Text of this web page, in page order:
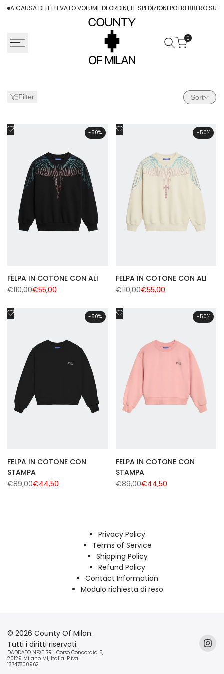
SkipA CAUSA DELL'ELEVATO VOLUME DI ORDINI, LE SPEDIZIONI POTREBBERO
0
Filter Sort
-50%
Add
FELPA IN COTONE CON ALI
Regular
price
€110,00Sale
price
€55,00
-50%
Add
FELPA IN COTONE CON ALI
Regular
price
€110,00Sale
price
€55,00
-50%
Add
FELPA IN COTONE CON
STAMPA
Regular
price
€89,00Sale
price
€44,50
-50%
Add
FELPA IN COTONE CON
STAMPA
Regular
price
€89,00Sale
price
€44,50
Privacy Policy
Terms of Service
Shipping Policy
Refund Policy
Contact Information
Modulo richiesta di reso
© 2026 County Of Milan.
Tutti i diritti riservati.
DADDATO NEXT SRL, Corso Concordia 5,
20129 Milano MI, Italia. P.iva
13747800962